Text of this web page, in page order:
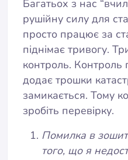
Багатьох з нас
рушійну силу для
просто працює за
піднімає тривогу.
контроль. Контроль
додає трошки
замикається. Тому
зробіть перевірку.
Помилка в
того, що я